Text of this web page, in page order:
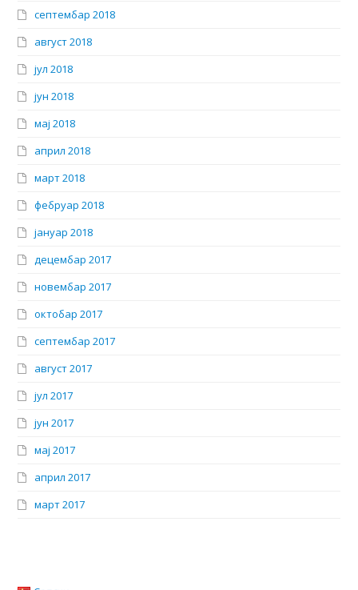
септембар 2018
август 2018
јул 2018
јун 2018
мај 2018
април 2018
март 2018
фебруар 2018
јануар 2018
децембар 2017
новембар 2017
октобар 2017
септембар 2017
август 2017
јул 2017
јун 2017
мај 2017
април 2017
март 2017